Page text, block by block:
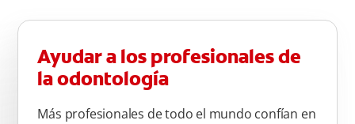
Ayudar a los profesionales de
la odontología
Más profesionales de todo el mundo confían en